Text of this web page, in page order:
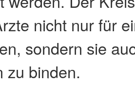
nicht nur für
sondern sie
zu binden.